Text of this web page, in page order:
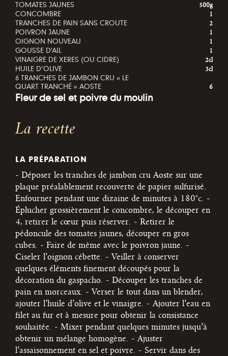
TOMATES JAUNES 500g
CONCOMBRE 1
TRANCHES DE PAIN SANS CROUTE 2
POIVRON JAUNE 1
OIGNON NOUVEAU 1
GOUSSE D'AIL 1
VINAIGRE DE XERES (OU CIDRE) 2cl
HUILE D’OLIVE 3cl
6 TRANCHES DE JAMBON CRU « LE
QUART TRANCHÉ » AOSTE
6
Fleur de sel et poivre du moulin
La recette
LA PRÉPARATION
- Déposer les tranches de jambon cru Aoste sur une
plaque préalablement recouverte de papier sulfurisé.
Enfourner pendant une dizaine de minutes à 180°c. -
Éplucher grossièrement le concombre, le découper en
4, retirer le cœur puis réserver. - Retirer le
pédoncule des tomates jaunes, découper en gros
cubes. - Faire de même avec le poivron jaune. -
Ciseler l’oignon cébette. - Veiller à conserver
quelques éléments finement découpés pour la
décoration du gaspacho. - Découper les tranches de
pain en morceaux. - Verser le tout dans un blender,
ajouter l’huile d’olive et le vinaigre. - Ajouter l’eau en
filet au fur et à mesure pour obtenir la consistance
souhaitée. - Mixer pendant quelques minutes jusqu’à
obtenir un mélange homogène. - Ajuster
l’assaisonnement en sel et poivre. - Servir dans des